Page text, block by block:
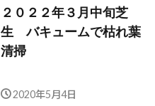
２０２２年３月中旬芝
生 バキュームで枯れ葉
清掃
2020年5月4日